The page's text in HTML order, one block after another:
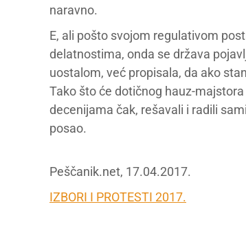
naravno.
E, ali pošto svojom regulativom
delatnostima, onda se država
uostalom, već propisala, da ako
Tako što će dotičnog hauz-
decenijama čak, rešavali i radili
posao.
Peščanik.net, 17.04.2017.
IZBORI I PROTESTI 2017.